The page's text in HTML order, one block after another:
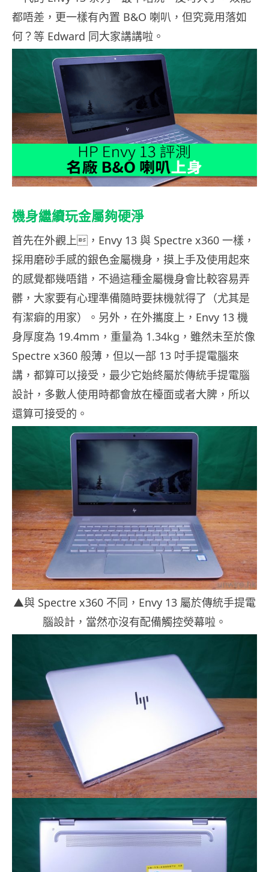
都唔差，更一樣有內置 B&O 喇叭，但究竟用落如
何？等 Edward 同大家講講啦。
機身繼續玩金屬夠硬淨
首先在外觀上，Envy 13 與 Spectre x360 一樣，
採用磨砂手感的銀色金屬機身，摸上手及使用起來
的感覺都幾唔錯，不過這種金屬機身會比較容易弄
髒，大家要有心理準備隨時要抹機就得了（尤其是
有潔癖的用家）。另外，在外攜度上，Envy 13 機
身厚度為 19.4mm，重量為 1.34kg，雖然未至於像
Spectre x360 般薄，但以一部 13 吋手提電腦來
講，都算可以接受，最少它始終屬於傳統手提電腦
設計，多數人使用時都會放在檯面或者大脾，所以
還算可接受的。
▲與 Spectre x360 不同，Envy 13 屬於傳統手提電
腦設計，當然亦沒有配備觸控熒幕啦。